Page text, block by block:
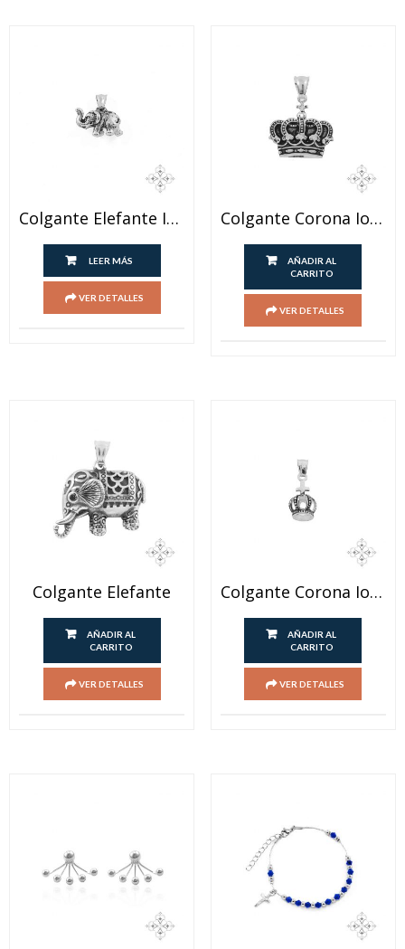
Colgante Elefante Ionizado
LEER MÁS
VER DETALLES
Colgante Corona Ionizado
AÑADIR AL
CARRITO
VER DETALLES
Colgante Elefante
AÑADIR AL
CARRITO
VER DETALLES
Colgante Corona Ionizado
AÑADIR AL
CARRITO
VER DETALLES